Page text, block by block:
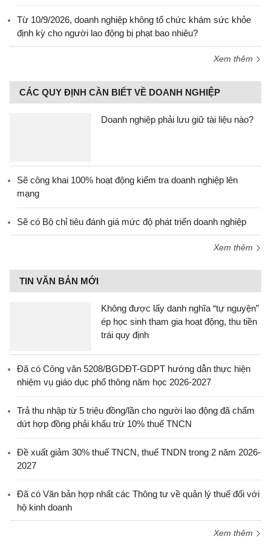
Từ 10/9/2026, doanh nghiệp không tổ chức khám sức khỏe
định kỳ cho người lao động bị phạt bao nhiêu?
Xem thêm
CÁC QUY ĐỊNH CẦN BIẾT VỀ DOANH NGHIỆP
Doanh nghiệp phải lưu giữ tài liệu nào?
Sẽ công khai 100% hoạt động kiểm tra doanh nghiệp lên
mạng
Sẽ có Bộ chỉ tiêu đánh giá mức độ phát triển doanh nghiệp
Xem thêm
TIN VĂN BẢN MỚI
Không được lấy danh nghĩa “tự nguyện”
ép học sinh tham gia hoạt động, thu tiền
trái quy định
Đã có Công văn 5208/BGDĐT-GDPT hướng dẫn thực hiện
nhiệm vụ giáo dục phổ thông năm học 2026-2027
Trả thu nhập từ 5 triệu đồng/lần cho người lao động đã chấm
dứt hợp đồng phải khấu trừ 10% thuế TNCN
Đề xuất giảm 30% thuế TNCN, thuế TNDN trong 2 năm 2026-
2027
Đã có Văn bản hợp nhất các Thông tư về quản lý thuế đối với
hộ kinh doanh
Xem thêm